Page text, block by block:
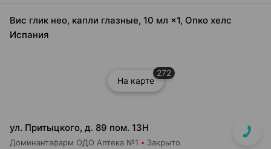
Вис глик нео, капли глазные, 10 мл ×1, Опко хелс
Испания
На карте
272
ул. Притыцкого, д. 89 пом. 13Н
Доминантафарм ОДО Аптека №1 Закрыто